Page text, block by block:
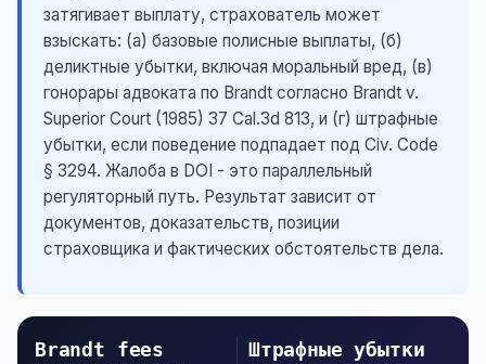
затягивает выплату, страхователь может
взыскать: (а) базовые полисные выплаты, (б)
деликтные убытки, включая моральный вред, (в)
гонорары адвоката по Brandt согласно Brandt v.
Superior Court (1985) 37 Cal.3d 813, и (г) штрафные
убытки, если поведение подпадает под Civ. Code
§ 3294. Жалоба в DOI - это параллельный
регуляторный путь. Результат зависит от
документов, доказательств, позиции
страховщика и фактических обстоятельств дела.
Brandt fees Штрафные убытки